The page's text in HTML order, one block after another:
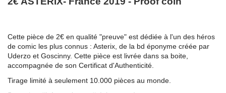
Cette pièce de 2€ en qualité "preuve" est dédiée à l'un des héros
de comic les plus connus : Asterix, de la bd éponyme créée par
Uderzo et Goscinny. Cette pièce est livrée dans sa boite,
accompagnée de son Certificat d'Authenticité.
Tirage limité à seulement 10.000 pièces au monde.